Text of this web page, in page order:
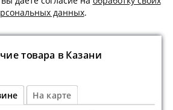
данных.
товара в Казани
На карте